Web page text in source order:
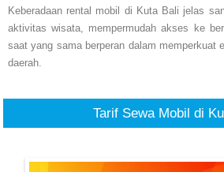
Keberadaan rental mobil di Kuta Bali jelas
aktivitas wisata, mempermudah akses ke
saat yang sama berperan dalam memperkuat
daerah.
Tarif Sewa Mobil di